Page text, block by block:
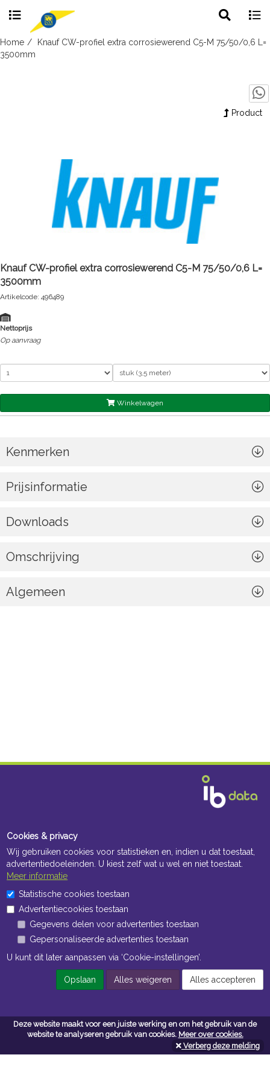
Deze website maakt voor een juiste werking en om het gebruik van de
website te analyseren gebruik van cookies. Meer over cookies.
Verberg deze melding
Skip
to
search
Home
Knauf CW-profiel extra corrosiewerend C5-M 75/50/0,6 L=
3500mm
Product
Knauf CW-profiel extra corrosiewerend C5-M 75/50/0,6 L=
3500mm
Artikelcode: 496489
Nettoprijs
Op aanvraag
Winkelwagen
Kenmerken
Prijsinformatie
Downloads
Omschrijving
Algemeen
Openingstijden Kantoor
Openingstijden Magazijn
Navigatie
Algemene voorwaarden
Privacy
Cookies & privacy
Wij gebruiken cookies voor statistieken en, indien u dat toestaat,
advertentiedoeleinden. U kiest zelf wat u wel en niet toestaat.
Meer informatie
Statistische cookies toestaan
Advertentiecookies toestaan
Gegevens delen voor advertenties toestaan
Gepersonaliseerde advertenties toestaan
U kunt dit later aanpassen via ‘Cookie-instellingen’.
Opslaan Alles weigeren Alles accepteren